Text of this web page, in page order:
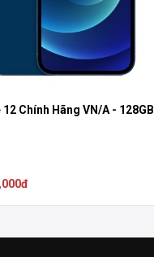
Chính Hãng VN/A - 128GB